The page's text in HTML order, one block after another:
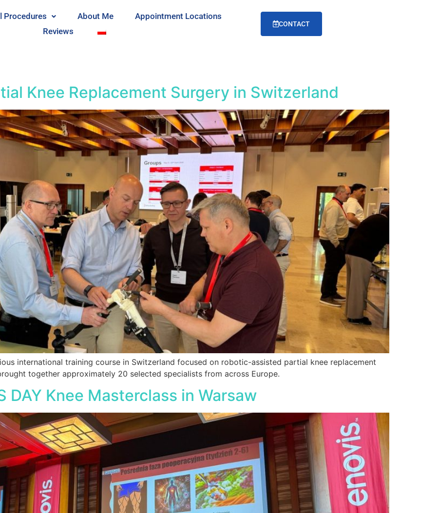
Procedures About Me
Appointment Locations
Reviews
CONTACT
Knee Replacement Surgery in Switzerland
international training course in Switzerland focused on robotic-assisted partial knee replacement
together approximately 20 selected specialists from across Europe.
DAY Knee Masterclass in Warsaw